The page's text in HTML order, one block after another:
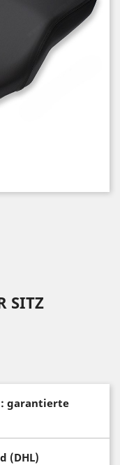
SITZ
garantierte
(DHL)